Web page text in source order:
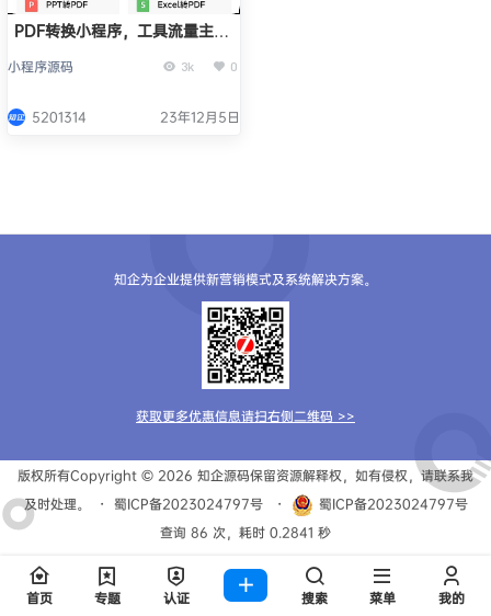
PDF转换小程序，工具流量主＋
后台
小程序源码 3k 0
5201314 23年12月5日
知企为企业提供新营销模式及系统解决方案。
获取更多优惠信息请扫右侧二维码 >>
版权所有Copyright © 2026 知企源码保留资源解释权，如有侵权，请联系我
及时处理。
・ 蜀ICP备2023024797号 ・
蜀ICP备2023024797号
查询 86 次，耗时 0.2841 秒
首页 专题 认证 搜索 菜单 我的